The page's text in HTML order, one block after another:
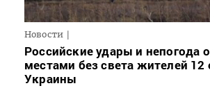
Новости
Российские удары и непогода
местами без света жителей 12
Украины